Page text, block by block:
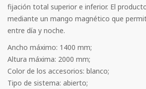
fijación total superior e inferior. El
mediante un mango magnético que
entre día y noche.
Ancho máximo: 1400 mm;
Altura máxima: 2000 mm;
Color de los accesorios: blanco;
Tipo de sistema: abierto;